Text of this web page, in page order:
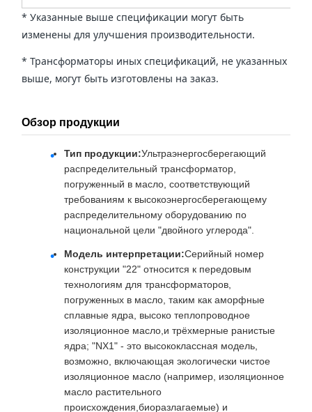
* Указанные выше спецификации могут быть
изменены для улучшения производительности.
* Трансформаторы иных спецификаций, не указанных
выше, могут быть изготовлены на заказ.
Обзор продукции
Тип продукции:Ультраэнергосберегающий
распределительный трансформатор,
погруженный в масло, соответствующий
требованиям к высокоэнергосберегающему
распределительному оборудованию по
национальной цели "двойного углерода".
Модель интерпретации:Серийный номер
конструкции "22" относится к передовым
технологиям для трансформаторов,
погруженных в масло, таким как аморфные
сплавные ядра, высоко теплопроводное
изоляционное масло,и трёхмерные ранистые
ядра; "NX1" - это высококлассная модель,
возможно, включающая экологически чистое
изоляционное масло (например, изоляционное
масло растительного
происхождения,биоразлагаемые) и